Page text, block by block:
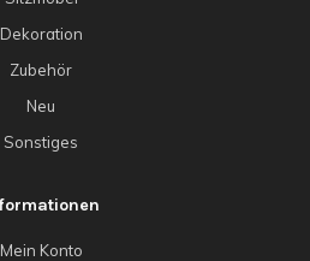
Dekoration
Zubehör
Neu
Sonstiges
Mein Konto